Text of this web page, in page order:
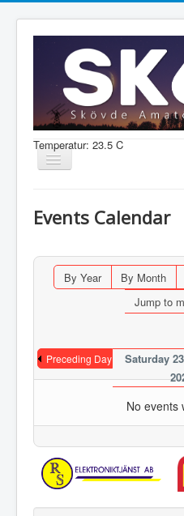
Temperatur: 23.5 C
Visa/dölj
Information
Aktiviteter
Medlem
Events Calendar
By Year By Month
Jump to
Preceding Day
Saturday
No events